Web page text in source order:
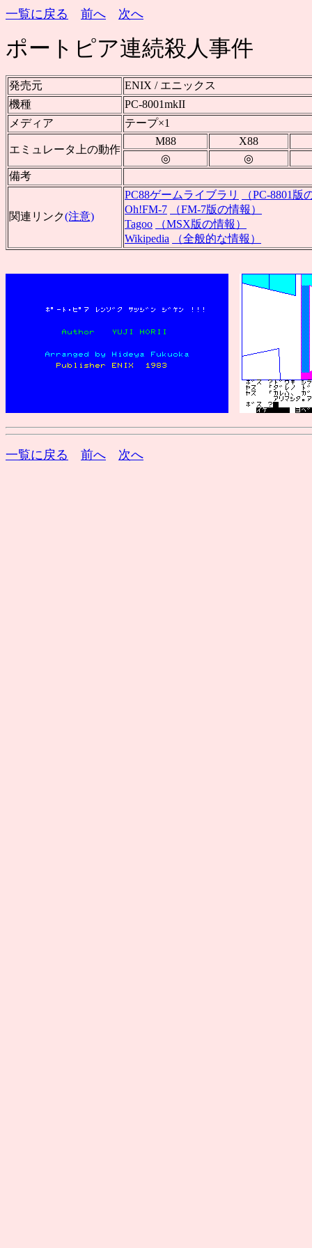
一覧に戻る 前へ 次へ
ポートピア連続殺人事件
発売元
ENIX / エニックス
機種
PC-8001mkII
メディア
テープ×1
エミュレータ上の動作
M88
X88
◎
◎
備考
関連リンク(注意)
PC88ゲームライブラリ
（PC-8801版
Oh!FM-7
（FM-7版の情報）
Tagoo
（MSX版の情報）
Wikipedia
（全般的な情報）
一覧に戻る 前へ 次へ